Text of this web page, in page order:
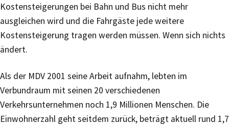
Kostensteigerungen bei Bahn und Bus nicht mehr
ausgleichen wird und die Fahrgäste jede weitere
Kostensteigerung tragen werden müssen. Wenn sich nichts
ändert.
Als der MDV 2001 seine Arbeit aufnahm, lebten im
Verbundraum mit seinen 20 verschiedenen
Verkehrsunternehmen noch 1,9 Millionen Menschen. Die
Einwohnerzahl geht seitdem zurück, beträgt aktuell rund 1,7